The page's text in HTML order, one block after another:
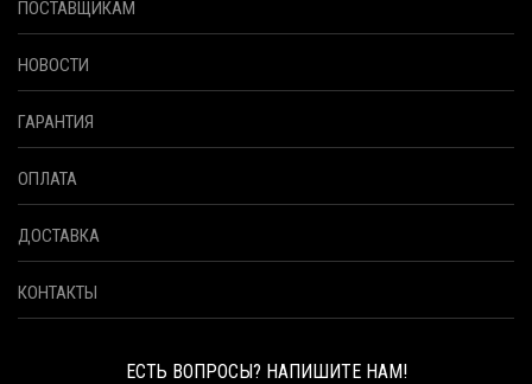
ПОСТАВЩИКАМ
НОВОСТИ
ГАРАНТИЯ
ОПЛАТА
ДОСТАВКА
КОНТАКТЫ
ЕСТЬ ВОПРОСЫ? НАПИШИТЕ НАМ!